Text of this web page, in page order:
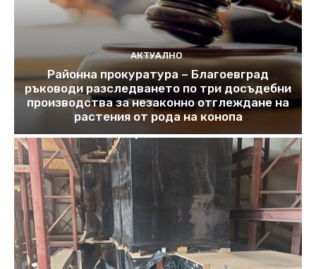
АКТУАЛНО
Районна прокуратура – Благоевград
ръководи разследването по три досъдебни
производства за незаконно отглеждане на
растения от рода на конопа